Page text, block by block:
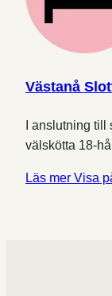
Västanå
I anslutning
välskötta 18-
Läs mer Visa